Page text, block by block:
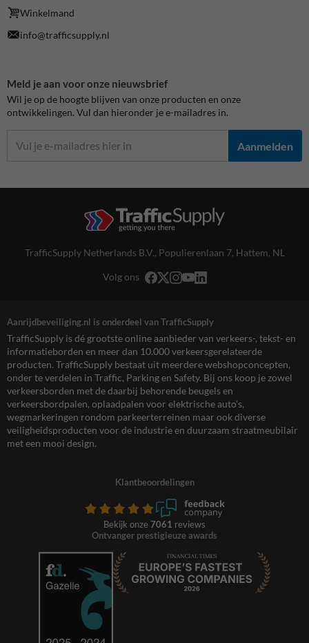
Winkelmand
info@trafficsupply.nl
Meld je aan voor onze nieuwsbrief
Wil je op de hoogte blijven van onze producten en onze
ontwikkelingen. Vul dan hieronder je e-mailadres in.
Aanmelden
TrafficSupply Netherlands B.V., Populierenlaan 7, Hattem, NL
Volg ons
Aanrijdbeveiliging.nl is onderdeel van TrafficSupply
TrafficSupply is dé grootste online aanbieder van verkeers-, tekst- en
informatieborden en meer dan 10.000 verkeersgerelateerde
producten. TrafficSupply bestaat uit meerdere webshopconcepten,
onder te verdelen in Traffic, Parking en Safety. Bij ons koop je zowel
verkeersborden met de daarbij behorende beugels en
verkeersbordpalen, oplaadpalen voor elektrische auto’s,
wegmarkeringen rondom parkeerterreinen maar ook diverse
veiligheidsproducten voor de industrie en duurzaam straatmeubilair
met een mooi design.
Klantbeoordelingen
Bekijk onze 7061 reviews
Ontvanger prestigieuze awards